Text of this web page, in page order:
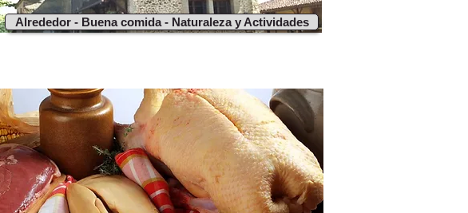
Alrededor - Buena comida - Naturaleza y Actividades